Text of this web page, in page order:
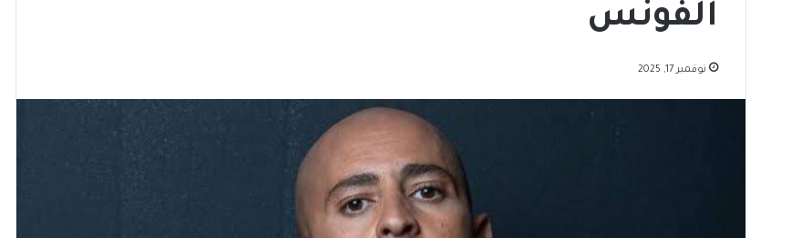
الفونس
نوفمبر 17, 2025